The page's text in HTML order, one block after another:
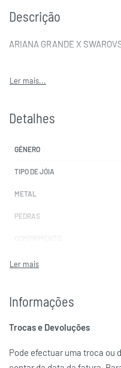
Descrição
ARIANA GRANDE X
Detalhes
GÉNERO
TIPO DE JÓIA
METAL
PEDRAS
MARCAS
Informações
Trocas e Devoluções
Pode efectuar uma troca ou